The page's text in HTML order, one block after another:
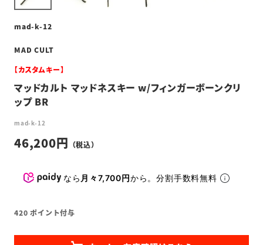
mad-k-12
MAD CULT
【カスタムキー】
マッドカルト マッドネスキー w/フィンガーボーンクリ
ップ BR
mad-k-12
46,200
なら 月々7,700円から。分割手数料無料
420 ポイント付与